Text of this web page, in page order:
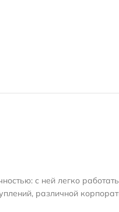
с ней легко
различной